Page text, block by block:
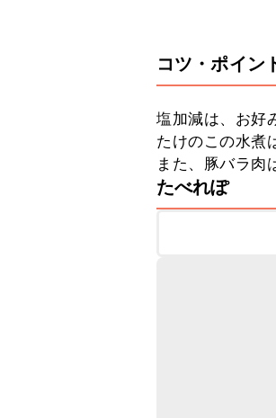
コツ・ポイン
塩加減は、お好
たけのこの水煮
また、豚バラ肉
たべれぽ